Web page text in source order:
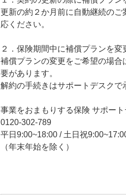
更新の約２か月前に自動継続の
応ください。
２．保険期間中に補償プランを変
補償プランの変更をご希望の場
要があります。
解約の手続きはサポートデスクで
事業をおまもりする保険 サポート
0120-302-789
平日9:00~18:00 / 土日祝
（年末年始を除く）